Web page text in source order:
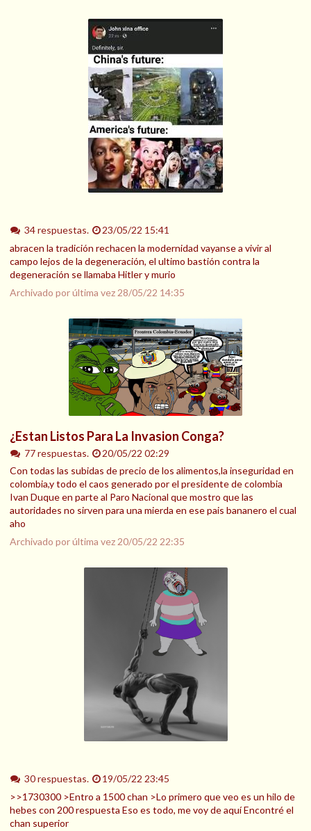
34 respuestas.
23/05/22 15:41
abracen la tradición rechacen la modernidad vayanse a vivir al
campo lejos de la degeneración, el ultimo bastión contra la
degeneración se llamaba Hitler y murio
Archivado por última vez 28/05/22 14:35
¿Estan Listos Para La Invasion Conga?
77 respuestas.
20/05/22 02:29
Con todas las subidas de precio de los alimentos,la inseguridad en
colombia,y todo el caos generado por el presidente de colombia
Ivan Duque en parte al Paro Nacional que mostro que las
autoridades no sirven para una mierda en ese pais bananero el cual
aho
Archivado por última vez 20/05/22 22:35
30 respuestas.
19/05/22 23:45
>>1730300 >Entro a 1500 chan >Lo primero que veo es un hilo de
hebes con 200 respuesta Eso es todo, me voy de aquí Encontré el
chan superior